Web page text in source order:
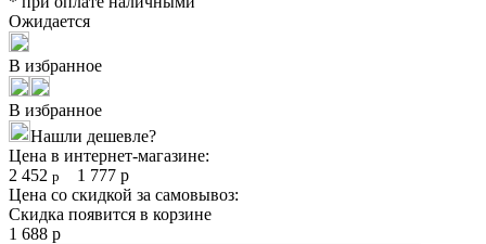
Ожидается
В избранное
В избранное
Нашли дешевле?
Цена в интернет-магазине:
2 452 р 1 777 р
Цена со скидкой за самовывоз:
Скидка появится в корзине
1 688 р